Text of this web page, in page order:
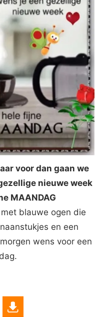
voor dan gaan we
nieuwe week
MAANDAG
blauwe ogen die
en een
wens voor een